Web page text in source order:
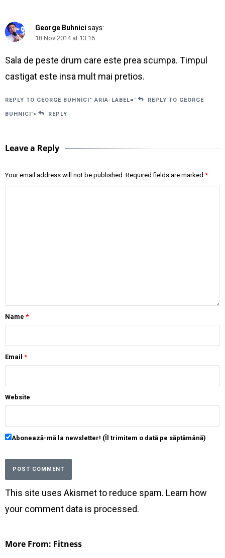
George Buhnici says:
18 Nov 2014 at 13:16
Sala de peste drum care este prea scumpa. Timpul
castigat este insa mult mai pretios.
REPLY TO GEORGE BUHNICI" ARIA-LABEL=' REPLY TO GEORGE
BUHNICI'> REPLY
Leave a Reply
Your email address will not be published. Required fields are marked *
Name *
Email *
Website
Abonează-mă la newsletter! (Îl trimitem o dată pe săptămână)
This site uses Akismet to reduce spam. Learn how
your comment data is processed.
More From: Fitness